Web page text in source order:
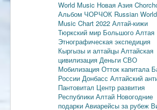
World Music Новая Азия
Альбом ЧОРЧОК Russian World
Music Chart 2022 Алтай-кижи
Тюркский мир Большого Алтая
Этнографическая экспедиция
Кыргызы и алтайцы Алтайская
цивилизация Деньги СВО
Мобилизация Отток капитала
России Донбасс Алтайский
Пантовитал Центр развития
Республики Алтай Новогодние
подарки Авиарейсы за рубеж